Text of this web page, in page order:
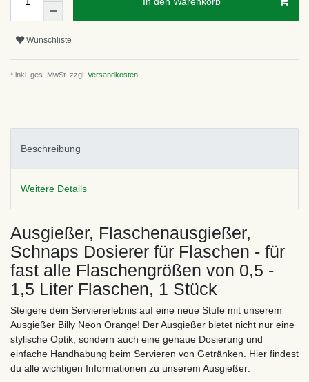
Wunschliste
* inkl. ges. MwSt. zzgl. Versandkosten
Beschreibung
Weitere Details
Ausgießer, Flaschenausgießer,
Schnaps Dosierer für Flaschen - für
fast alle Flaschengrößen von 0,5 -
1,5 Liter Flaschen, 1 Stück
Steigere dein Serviererlebnis auf eine neue Stufe mit unserem
Ausgießer Billy Neon Orange! Der Ausgießer bietet nicht nur eine
stylische Optik, sondern auch eine genaue Dosierung und
einfache Handhabung beim Servieren von Getränken. Hier findest
du alle wichtigen Informationen zu unserem Ausgießer: